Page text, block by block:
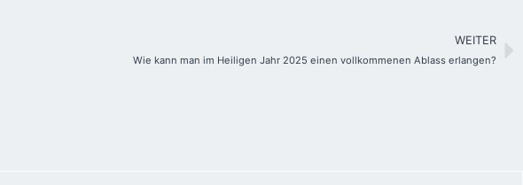
WEITER
Wie kann man im Heiligen Jahr 2025 einen vollkommenen Ablass erlangen?